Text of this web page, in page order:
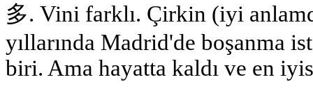
多. Vini farklı. Çirkin (iyi
yıllarında Madrid'de boşanma
biri. Ama hayatta kaldı ve en